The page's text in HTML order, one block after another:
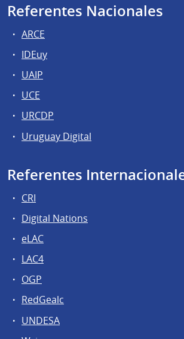
Referentes Nacionales
ARCE
IDEuy
UAIP
UCE
URCDP
Uruguay Digital
Referentes
CRI
Digital Nations
eLAC
LAC4
OGP
RedGealc
UNDESA